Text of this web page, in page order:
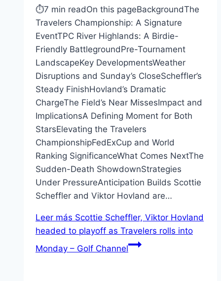
⏱7 min readOn this pageBackgroundThe
Travelers Championship: A Signature
EventTPC River Highlands: A Birdie-
Friendly BattlegroundPre-Tournament
LandscapeKey DevelopmentsWeather
Disruptions and Sunday’s CloseScheffler’s
Steady FinishHovland’s Dramatic
ChargeThe Field’s Near MissesImpact and
ImplicationsA Defining Moment for Both
StarsElevating the Travelers
ChampionshipFedExCup and World
Ranking SignificanceWhat Comes NextThe
Sudden-Death ShowdownStrategies
Under PressureAnticipation Builds Scottie
Scheffler and Viktor Hovland are…
Leer más Scottie Scheffler, Viktor Hovland
headed to playoff as Travelers rolls into
Monday – Golf Channel